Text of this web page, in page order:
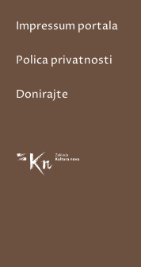
Impressum portala
Polica privatnosti
Donirajte